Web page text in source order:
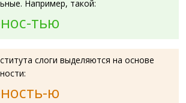
Например, такой:
тью
слоги выделяются на основе
ю